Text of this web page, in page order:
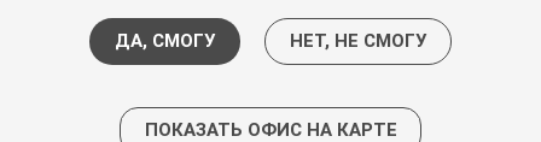
ДА, СМОГУ НЕТ, НЕ СМОГУ
ПОКАЗАТЬ ОФИС НА КАРТЕ